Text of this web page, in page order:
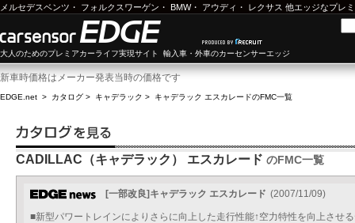
メルセデスベンツ ・ フォルクスワーゲン ・ BMW・ アウディ ・ レクサス 他エッジなプレ
大人のためのプレミアカーライフ実現サイト 輸入車・外車のカーセンサーエッジ
新車時価格はメーカー発表当時の価格です
EDGE.net > カタログ > キャデラック > キャデラック エスカレードのFMC一覧
CADILLAC（キャデラック） エスカレード のFMC一覧
[一部改良]キャデラック エスカレード (2007/11/09)
■新型パワートレインによりさらに向上した走行性能↑空力特性を向上させ